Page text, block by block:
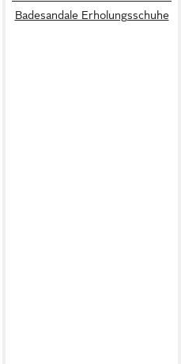
Badesandale Erholungsschuhe